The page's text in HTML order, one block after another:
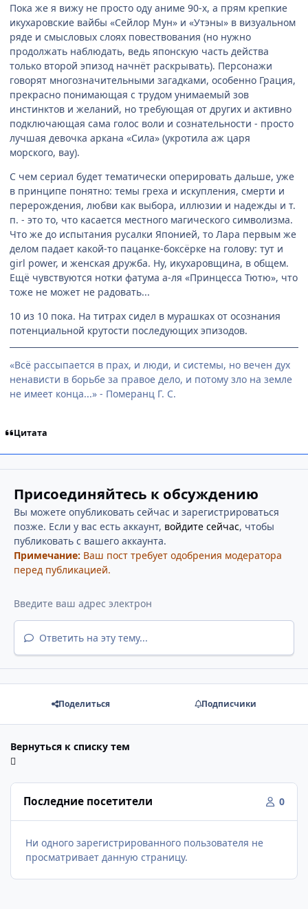
Пока же я вижу не просто оду аниме 90-х, а прям крепкие
икухаровские вайбы «Сейлор Мун» и «Утэны» в визуальном
ряде и смысловых слоях повествования (но нужно
продолжать наблюдать, ведь японскую часть действа
только второй эпизод начнёт раскрывать). Персонажи
говорят многозначительными загадками, особенно Грация,
прекрасно понимающая с трудом унимаемый зов
инстинктов и желаний, но требующая от других и активно
подключающая сама голос воли и сознательности - просто
лучшая девочка аркана «Сила» (укротила аж царя
морского, вау).
С чем сериал будет тематически оперировать дальше, уже
в принципе понятно: темы греха и искупления, смерти и
перерождения, любви как выбора, иллюзии и надежды и т.
п. - это то, что касается местного магического символизма.
Что же до испытания русалки Японией, то Лара первым же
делом падает какой-то пацанке-боксёрке на голову: тут и
girl power, и женская дружба. Ну, икухаровщина, в общем.
Ещё чувствуются нотки фатума а-ля «Принцесса Тютю», что
тоже не может не радовать...
10 из 10 пока. На титрах сидел в мурашках от осознания
потенциальной крутости последующих эпизодов.
«Всё рассыпается в прах, и люди, и системы, но вечен дух
ненависти в борьбе за правое дело, и потому зло на земле
не имеет конца...» - Померанц Г. С.
Цитата
Присоединяйтесь к обсуждению
Вы можете опубликовать сейчас и зарегистрироваться
позже. Если у вас есть аккаунт, войдите сейчас, чтобы
публиковать с вашего аккаунта.
Примечание: Ваш пост требует одобрения модератора
перед публикацией.
Ответить на эту тему...
Поделиться Подписчики
Вернуться к списку тем
Последние посетители 0
Ни одного зарегистрированного пользователя не
просматривает данную страницу.